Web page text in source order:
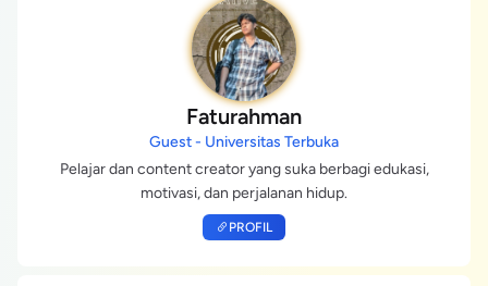
Faturahman
Guest - Universitas Terbuka
Pelajar dan content creator yang suka berbagi edukasi,
motivasi, dan perjalanan hidup.
PROFIL